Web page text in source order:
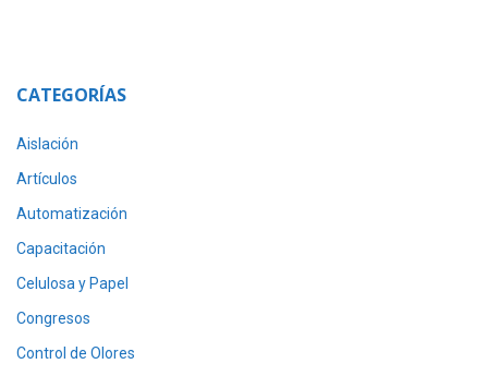
CATEGORÍAS
Aislación
Artículos
Automatización
Capacitación
Celulosa y Papel
Congresos
Control de Olores